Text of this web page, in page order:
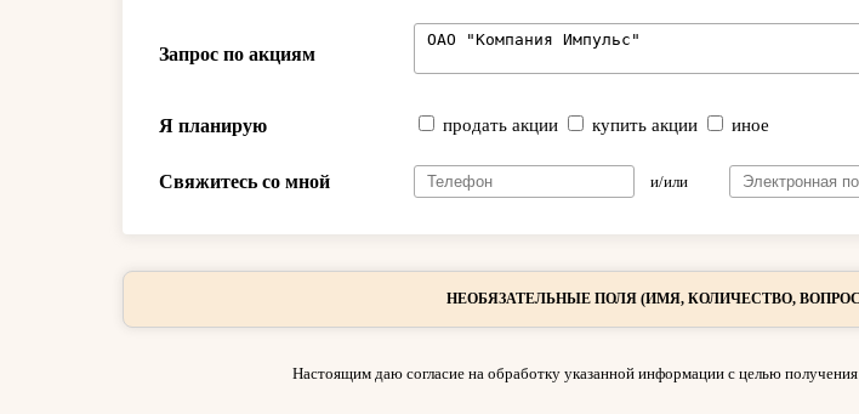
Запрос по акциям
Я планирую продать акции купить акции иное
Свяжитесь со мной и/или
НЕОБЯЗАТЕЛЬНЫЕ ПОЛЯ (ИМЯ, КОЛИЧЕСТВО,
Настоящим даю согласие на обработку указанной информации с целью